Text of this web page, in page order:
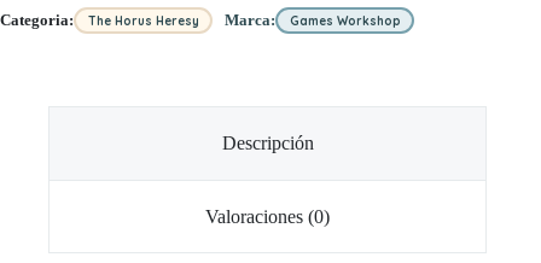
heavy
Categoria: The Horus Heresy Marca: Games Workshop
Descripción
Valoraciones (0)